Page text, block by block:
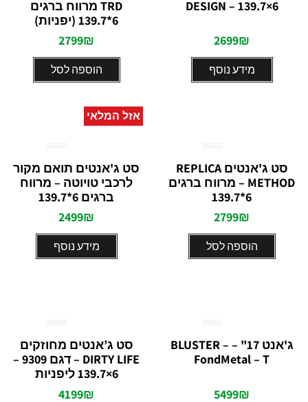
DESIGN – 139.7×6
2699₪
מידע נוסף
מתוך
TRD מרווח ברגים
6*139.7 (יפניות)⁩
2799₪
הוספה לסל
מתוך
5
סט ג'אנטים REPLICA
METHOD – מרווח ברגים
6*139.7
2799₪
הוספה לסל
0
מתוך
אזל המלאי
סט ג'אנטים תואם מקור
לרכבי טויוטה – מרווח
ברגים 6*139.7
2499₪
מידע נוסף
0
מתוך
5
ג'אנט 17" – BLUSTER –
FondMetal – T
5499₪
0
מתוך
סט ג’אנטים מחוזקים
DIRTY LIFE – דגם 9309 –
6×139.7 ליפניות
4199₪
0
מתוך
5